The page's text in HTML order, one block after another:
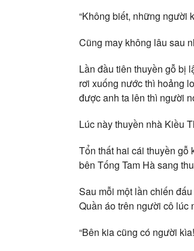
“Không biết, những người
Cũng may không lâu sau
Lần đầu tiên thuyền gỗ bị
rơi xuống nước thì hoảng
được anh ta lên thì người
Lúc này thuyền nhà Kiều
Tổn thất hai cái thuyền gỗ
bên Tống Tam Hà sang
Sau mỗi một lần chiến
Quần áo trên người cô lúc
“Bên kia cũng có người